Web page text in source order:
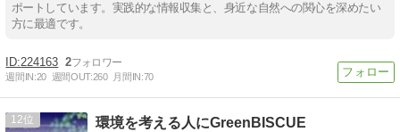
ポートしています。実践的な情報収集と、身近な自然への関心を深めたい
方に最適です。
224163 2
週間IN:20 週間OUT:260 月間IN:70
12 環境を考える人にGreenBISCUE